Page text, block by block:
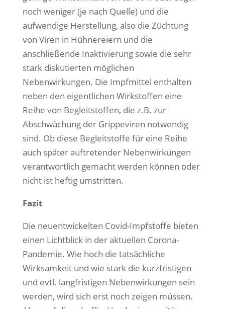
noch weniger (je nach Quelle) und die
aufwendige Herstellung, also die Züchtung
von Viren in Hühnereiern und die
anschließende Inaktivierung sowie die sehr
stark diskutierten möglichen
Nebenwirkungen. Die Impfmittel enthalten
neben den eigentlichen Wirkstoffen eine
Reihe von Begleitstoffen, die z.B. zur
Abschwächung der Grippeviren notwendig
sind. Ob diese Begleitstoffe für eine Reihe
auch später auftretender Nebenwirkungen
verantwortlich gemacht werden können oder
nicht ist heftig umstritten.
Fazit
Die neuentwickelten Covid-Impfstoffe bieten
einen Lichtblick in der aktuellen Corona-
Pandemie. Wie hoch die tatsächliche
Wirksamkeit und wie stark die kurzfristigen
und evtl. langfristigen Nebenwirkungen sein
werden, wird sich erst noch zeigen müssen.